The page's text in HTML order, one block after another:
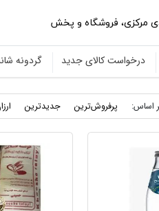
مرکزی
، فروشگاه و پخش
درخواست کالای جدید گردونه
اساس: پرفروش‌ترین جدید‌ترین